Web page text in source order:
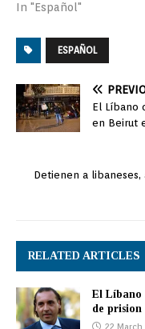
In "Español"
ESPAÑOL
El Líbano
en Beirut
Detienen a
RELATED ARTICLES
El Líbano
de prision